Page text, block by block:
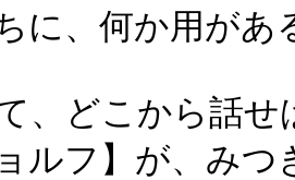
に、何か用が
、どこから話
ルフ】が、み